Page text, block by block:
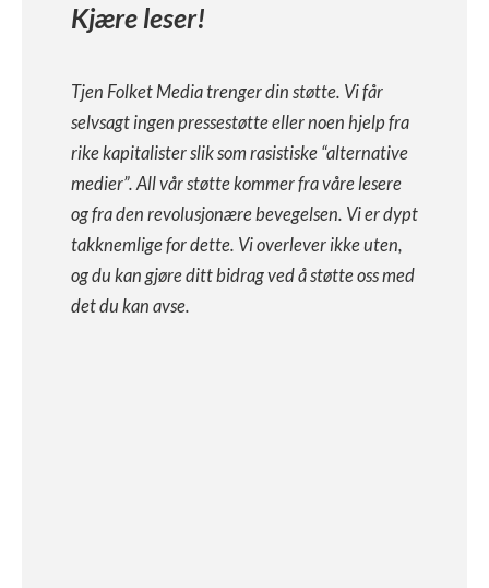
Kjære leser!
Tjen Folket Media trenger din støtte. Vi får
selvsagt ingen pressestøtte eller noen hjelp fra
rike kapitalister slik som rasistiske “alternative
medier”. All vår støtte kommer fra våre lesere
og fra den revolusjonære bevegelsen. Vi er dypt
takknemlige for dette. Vi overlever ikke uten,
og du kan gjøre ditt bidrag ved å støtte oss med
det du kan avse.